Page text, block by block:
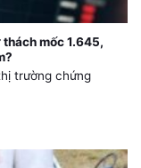
mốc 1.645,
trường chứng